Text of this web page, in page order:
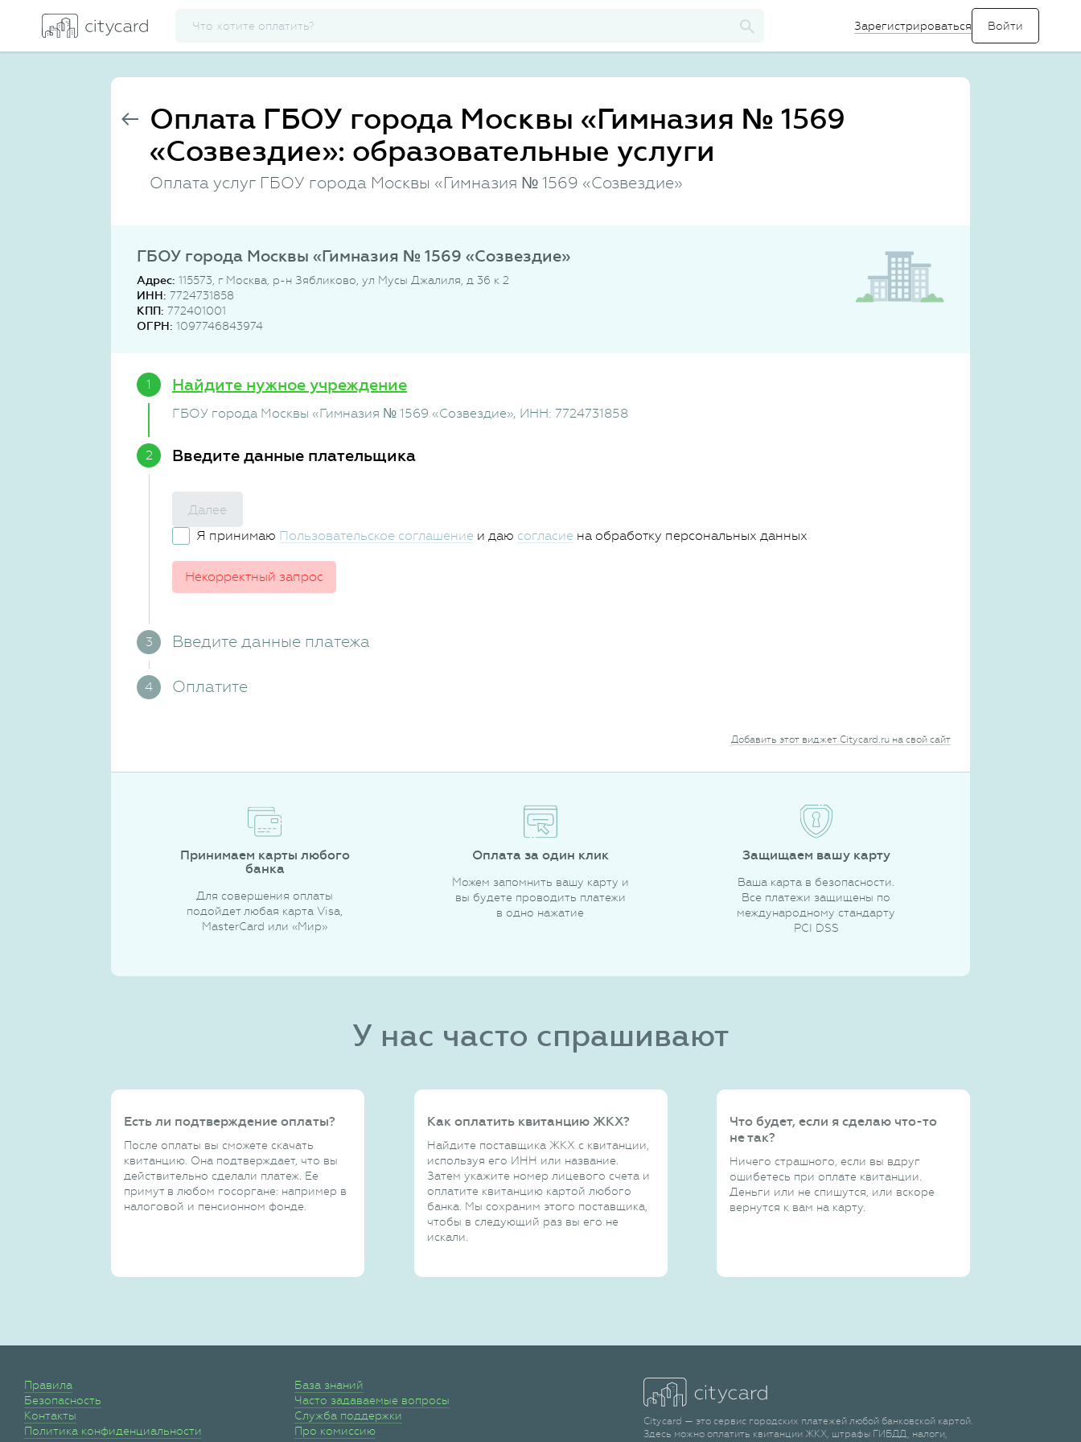
Зарегистрироваться
Оплата ГБОУ города Москвы «Гимназия № 1569
«Созвездие»: образовательные услуги
Оплата услуг ГБОУ города Москвы «Гимназия № 1569 «Созвездие»
ГБОУ города Москвы «Гимназия № 1569 «Созвездие»
Адрес: 115573, г Москва, р-н Зябликово, ул Мусы Джалиля, д 36 к 2
ИНН: 7724731858
КПП: 772401001
ОГРН: 1097746843974
Найдите нужное учреждение
ГБОУ города Москвы «Гимназия № 1569 «Созвездие», ИНН: 7724731858
Введите данные плательщика
Далее
Я принимаю Пользовательское соглашение и даю согласие на обработку персональных данных
Некорректный запрос
Введите данные платежа
Оплатите
Добавить этот виджет Citycard.ru на свой сайт
Принимаем карты любого
банка
Для совершения оплаты
подойдет любая карта Visa,
MasterCard или «Мир»
Оплата за один клик
Можем запомнить вашу карту и
вы будете проводить платежи
в одно нажатие
Защищаем вашу карту
Ваша карта в безопасности.
Все платежи защищены по
международному стандарту
PCI DSS
У нас часто спрашивают
Есть ли подтверждение оплаты?
После оплаты вы сможете скачать
квитанцию. Она подтверждает, что вы
действительно сделали платеж. Ее
примут в любом госоргане: например в
налоговой и пенсионном фонде.
Как оплатить квитанцию ЖКХ?
Найдите поставщика ЖКХ с квитанции,
используя его ИНН или название.
Затем укажите номер лицевого счета и
оплатите квитанцию картой любого
банка. Мы сохраним этого поставщика,
чтобы в следующий раз вы его не
искали.
Что будет, если я сделаю что-то
не так?
Ничего страшного, если вы вдруг
ошибетесь при оплате квитанции.
Деньги или не спишутся, или вскоре
вернутся к вам на карту.
Правила
Безопасность
Контакты
Политика конфиденциальности
База знаний
Часто задаваемые вопросы
Служба поддержки
Про комиссию
Citycard — это сервис городских платежей любой банковской картой.
Здесь можно оплатить квитанции ЖКХ, штрафы ГИБДД, налоги,